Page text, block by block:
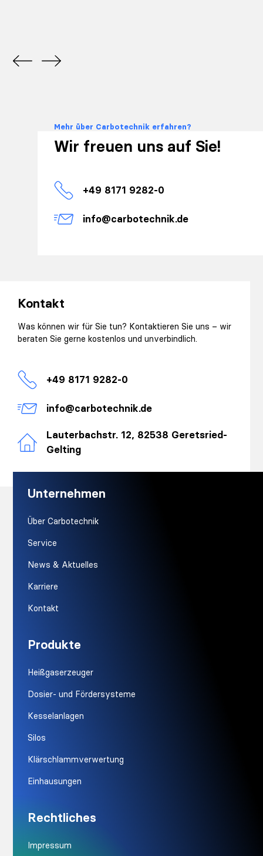
Mehr über Carbotechnik erfahren?
Wir freuen uns auf Sie!
+49 8171 9282-0
info@carbotechnik.de
Kontakt
Was können wir für Sie tun? Kontaktieren Sie uns – wir
beraten Sie gerne kostenlos und unverbindlich.
+49 8171 9282-0
info@carbotechnik.de
Lauterbachstr. 12, 82538 Geretsried-
Gelting
Unternehmen
Über Carbotechnik
Service
News & Aktuelles
Karriere
Kontakt
Produkte
Heißgaserzeuger
Dosier- und Fördersysteme
Kesselanlagen
Silos
Klärschlammverwertung
Einhausungen
Rechtliches
Impressum